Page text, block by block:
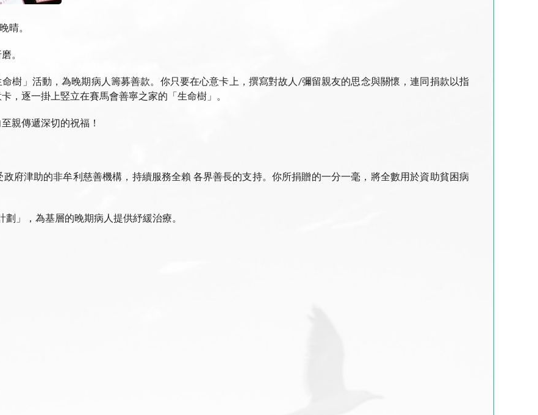
晴。
。
樹」活動，為晚期病人籌募善款。你只要在心意卡上，撰寫對故人/彌留親友的思念與關懷，連同捐款以指
，逐一掛上竪立在賽馬會善寧之家的「生命樹」。
親傳遞深切的祝福！
府津助的非牟利慈善機構，持續服務全賴 各界善長的支持。你所捐贈的一分一毫，將全數用於資助貧困病
」，為基層的晚期病人提供紓緩治療。